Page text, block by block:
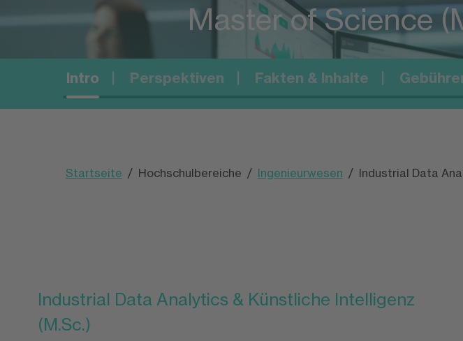
Master of Science
Digital Live
Intro Perspektiven Fakten & Inhalte
Startseite Hochschulbereiche Ingenieurwesen Industrial Data
Industrial Data Analytics & Künstliche Intelligenz
(M.Sc.)